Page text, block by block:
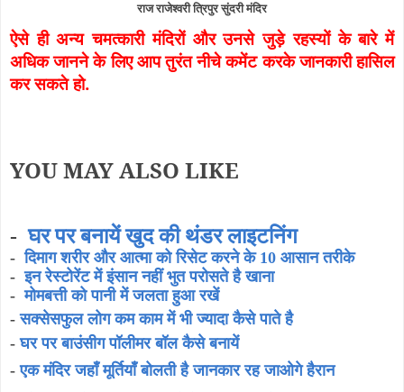
राज राजेश्वरी त्रिपुर सुंदरी मंदिर
ऐसे ही अन्य चमत्कारी मंदिरों और उनसे जुड़े रहस्यों के बारे में
अधिक जानने के लिए आप तुरंत नीचे कमेंट करके जानकारी हासिल
कर सकते हो.
YOU MAY ALSO LIKE
-घर पर बनायें खुद की थंडर लाइटनिंग
-दिमाग शरीर और आत्मा को रिसेट करने के 10 आसान तरीके
-इन रेस्टोरेंट में इंसान नहीं भुत परोसते है खाना
-मोमबत्ती को पानी में जलता हुआ रखें
-सक्सेसफुल लोग कम काम में भी ज्यादा कैसे पाते है
-घर पर बाउंसीग पॉलीमर बॉल कैसे बनायें
-एक मंदिर जहाँ मूर्तियाँ बोलती है जानकार रह जाओगे हैरान